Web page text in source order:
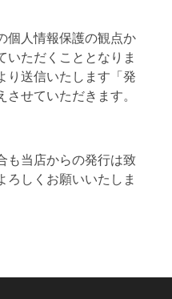
個人情報保護の観点か
いただくこととなりま
り送信いたします「発
せていただきます。
も当店からの発行は致
ろしくお願いいたしま